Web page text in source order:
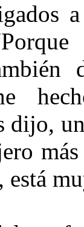
dijo,
está